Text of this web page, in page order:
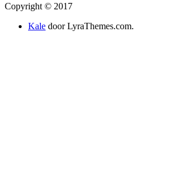
Copyright © 2017
Kale door LyraThemes.com.